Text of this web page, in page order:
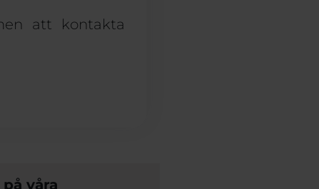
att kontakta
våra